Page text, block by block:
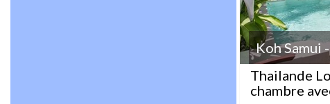
Koh Samui
Thailande
chambre